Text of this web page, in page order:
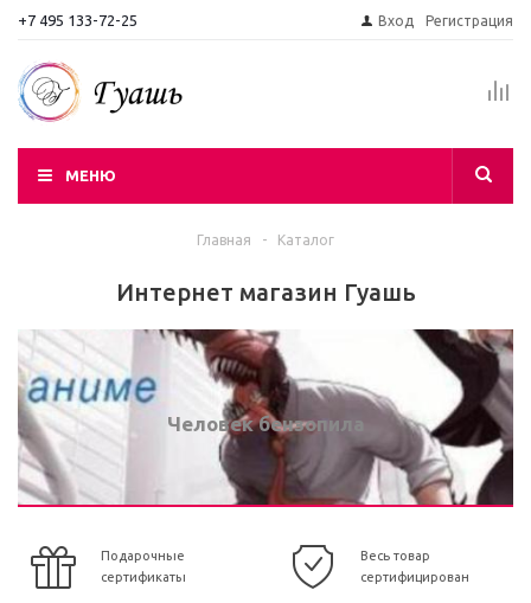
+7 495 133-72-25 Вход Регистрация
МЕНЮ
Главная - Каталог
Интернет магазин Гуашь
Человек бензопила
Подарочные
сертификаты
Весь товар
сертифицирован